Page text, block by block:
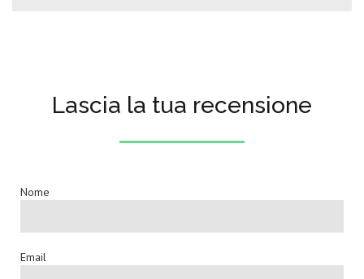
Lascia la tua recensione
Nome
Email